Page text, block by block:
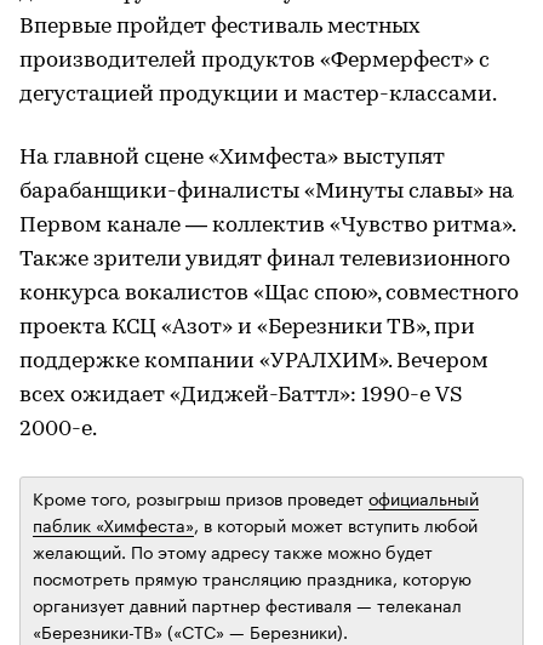
Впервые пройдет фестиваль местных
производителей продуктов «Фермерфест» с
дегустацией продукции и мастер-классами.
На главной сцене «Химфеста» выступят
барабанщики-финалисты «Минуты славы» на
Первом канале — коллектив «Чувство ритма».
Также зрители увидят финал телевизионного
конкурса вокалистов «Щас спою», совместного
проекта КСЦ «Азот» и «Березники ТВ», при
поддержке компании «УРАЛХИМ». Вечером
всех ожидает «Диджей-Баттл»: 1990-е VS
2000-е.
Кроме того, розыгрыш призов проведетофициальный
паблик «Химфеста», в который может вступить любой
желающий. По этому адресу также можно будет
посмотреть прямую трансляцию праздника, которую
организует давний партнер фестиваля — телеканал
«Березники-ТВ» («СТС» — Березники).